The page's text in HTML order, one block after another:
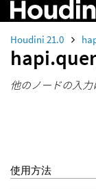
Houdini 21.0
他のノードの入力
使用方法